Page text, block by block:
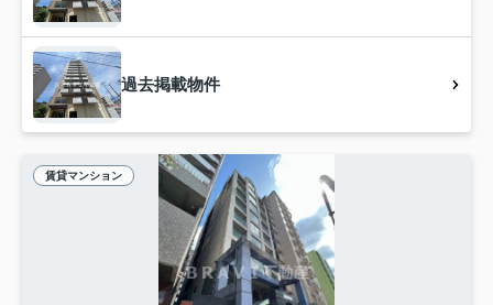
過去掲載物件
賃貸マンション